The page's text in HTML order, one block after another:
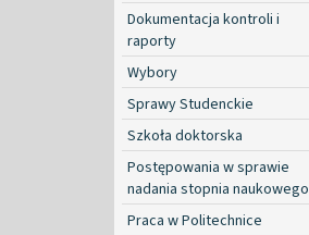
Dokumentacja kontroli i
raporty
Wybory
Sprawy Studenckie
Szkoła doktorska
Postępowania w sprawie
nadania stopnia naukowego
Praca w Politechnice